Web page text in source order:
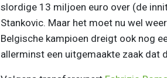
slordige 13 miljoen euro over (de
Stankovic. Maar het moet nu wel
Belgische kampioen dreigt ook nog
allerminst een uitgemaakte zaak dat